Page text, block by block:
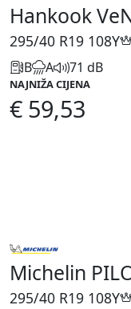
Hankook
295/40 R19 108Y
B A 71 dB
NAJNIŽA CIJENA
€ 59,53
Michelin
295/40 R19 108Y